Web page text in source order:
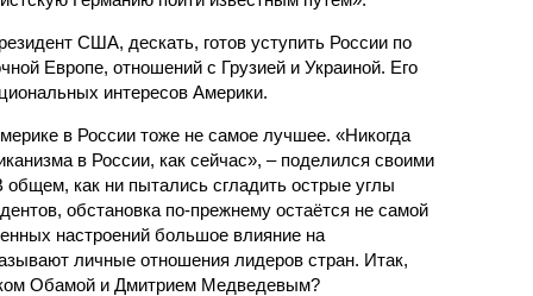
США, дескать, готов уступить России по
Европе, отношений с Грузией и Украиной. Его
интересов Америки.
в России тоже не самое лучшее. «Никогда
в России, как сейчас», – поделился своими
как ни пытались сгладить острые углы
обстановка по-прежнему остаётся не самой
настроений большое влияние на
личные отношения лидеров стран. Итак,
Обамой и Дмитрием Медведевым?